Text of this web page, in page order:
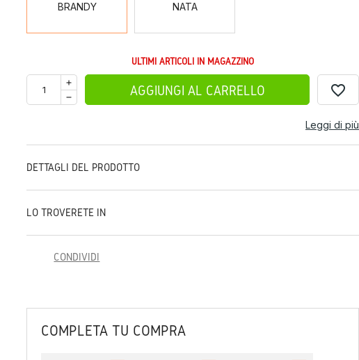
BRANDY NATA
ULTIMI ARTICOLI IN MAGAZZINO
AGGIUNGI AL CARRELLO favorite_border
Leggi di più
DETTAGLI DEL PRODOTTO
LO TROVERETE IN
CONDIVIDI
COMPLETA TU COMPRA